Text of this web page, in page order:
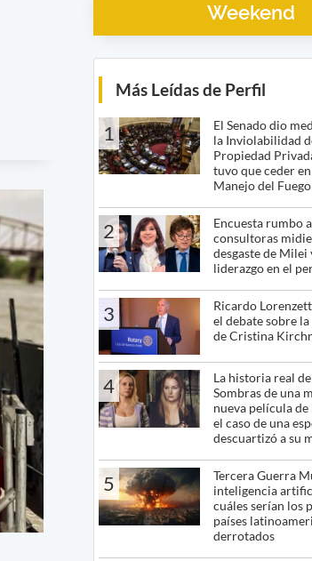
Weekend
Más Leídas de Perfil
1
El Senado dio
la Inviolabilidad
Propiedad
tuvo que ceder
Manejo del Fuego
2
Encuesta rumbo
consultoras
desgaste de Milei
liderazgo en el
3
Ricardo
el debate sobre
de Cristina
4
La historia real
Sombras de una
nueva película
el caso de una
descuartizó a su
5
Tercera Guerra
inteligencia
cuáles serían los
países
derrotados